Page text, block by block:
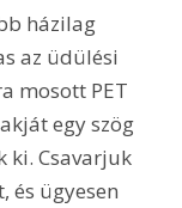
házilag
az üdülési
mosott PET
egy szög
ki. Csavarjuk
és ügyesen